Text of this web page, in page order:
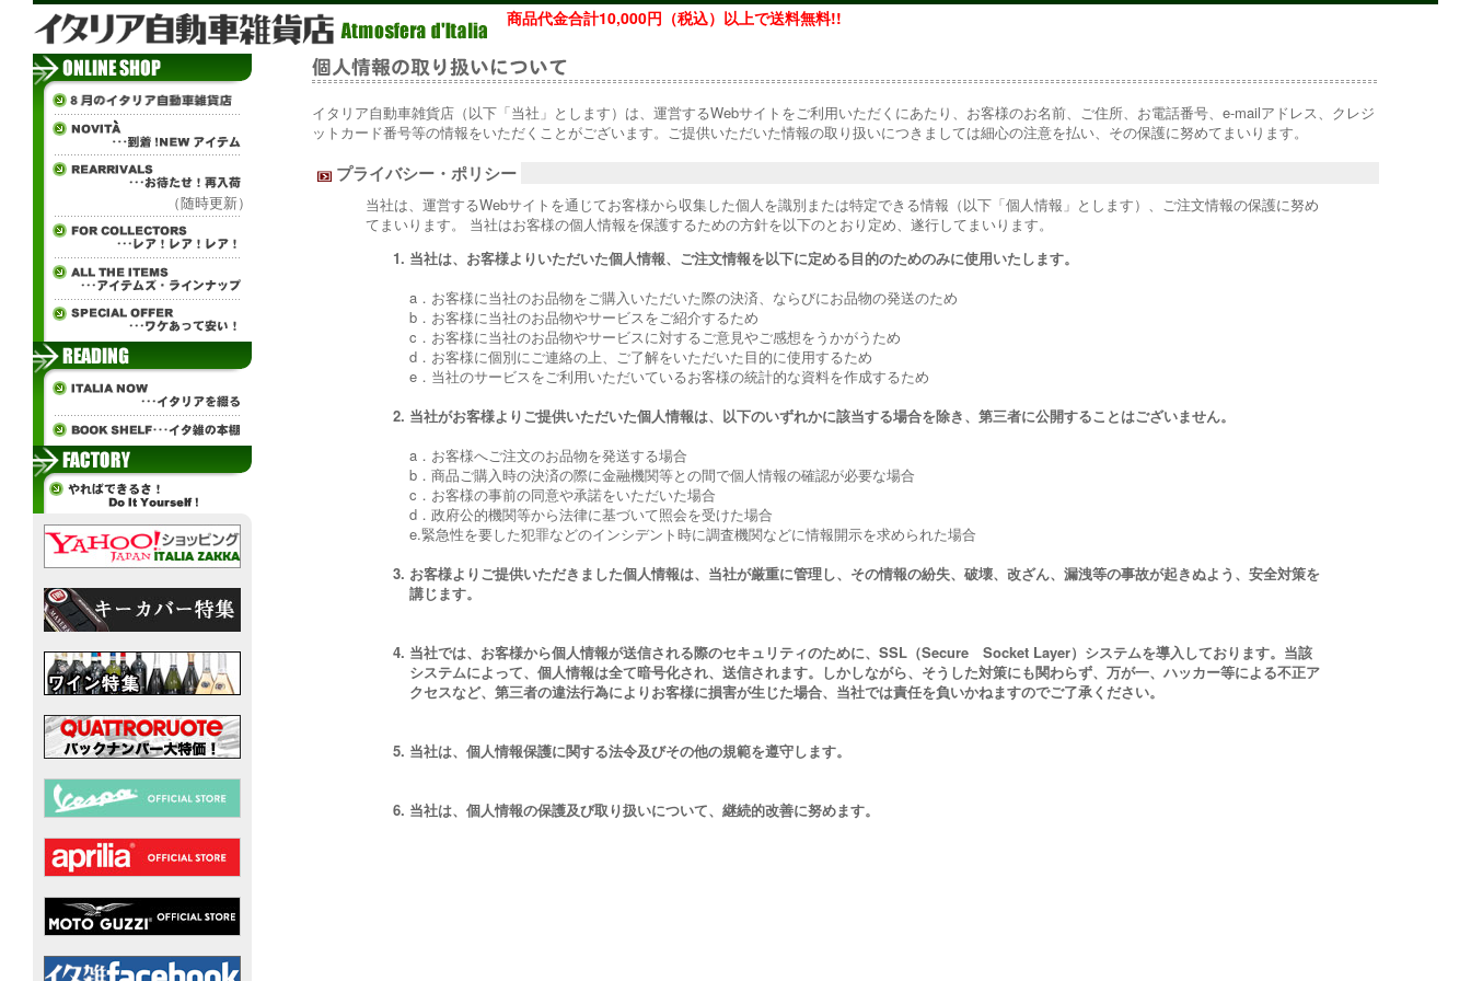
商品代金合計10,000円（税込）以上で送料無料!!
（随時更新）
イタリア自動車雑貨店（以下「当社」とします）は、運営するWebサイトをご利用いただくにあたり、お客様のお名前、ご住所、お電話番号、e-mailアドレス、クレジ
ットカード番号等の情報をいただくことがございます。ご提供いただいた情報の取り扱いにつきましては細心の注意を払い、その保護に努めてまいります。
プライバシー・ポリシー
当社は、運営するWebサイトを通じてお客様から収集した個人を識別または特定できる情報（以下「個人情報」とします）、ご注文情報の保護に努め
てまいります。 当社はお客様の個人情報を保護するための方針を以下のとおり定め、遂行してまいります。
当社は、お客様よりいただいた個人情報、ご注文情報を以下に定める目的のためのみに使用いたします。
a．お客様に当社のお品物をご購入いただいた際の決済、ならびにお品物の発送のため
b．お客様に当社のお品物やサービスをご紹介するため
c．お客様に当社のお品物やサービスに対するご意見やご感想をうかがうため
d．お客様に個別にご連絡の上、ご了解をいただいた目的に使用するため
e．当社のサービスをご利用いただいているお客様の統計的な資料を作成するため
当社がお客様よりご提供いただいた個人情報は、以下のいずれかに該当する場合を除き、第三者に公開することはございません。
a．お客様へご注文のお品物を発送する場合
b．商品ご購入時の決済の際に金融機関等との間で個人情報の確認が必要な場合
c．お客様の事前の同意や承諾をいただいた場合
d．政府公的機関等から法律に基づいて照会を受けた場合
e.緊急性を要した犯罪などのインシデント時に調査機関などに情報開示を求められた場合
お客様よりご提供いただきました個人情報は、当社が厳重に管理し、その情報の紛失、破壊、改ざん、漏洩等の事故が起きぬよう、安全対策を
講じます。
当社では、お客様から個人情報が送信される際のセキュリティのために、SSL（Secure Socket Layer）システムを導入しております。当該
システムによって、個人情報は全て暗号化され、送信されます。しかしながら、そうした対策にも関わらず、万が一、ハッカー等による不正ア
クセスなど、第三者の違法行為によりお客様に損害が生じた場合、当社では責任を負いかねますのでご了承ください。
当社は、個人情報保護に関する法令及びその他の規範を遵守します。
当社は、個人情報の保護及び取り扱いについて、継続的改善に努めます。